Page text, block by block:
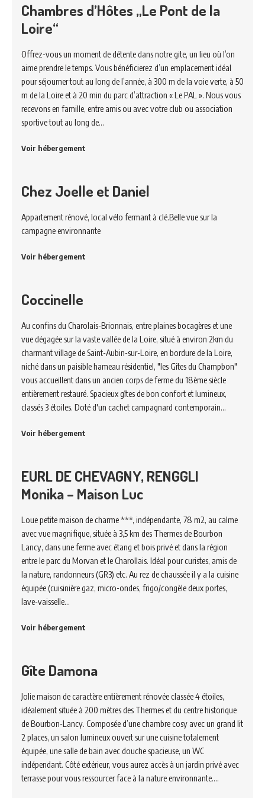
Chambres d’Hôtes „Le Pont de la
Loire“
Offrez-vous un moment de détente dans notre gite, un lieu où l’on
aime prendre le temps. Vous bénéficierez d’un emplacement idéal
pour séjourner tout au long de l’année, à 300 m de la voie verte, à 50
m de la Loire et à 20 min du parc d’attraction « Le PAL ». Nous vous
recevons en famille, entre amis ou avec votre club ou association
sportive tout au long de…
Voir hébergement
Chez Joelle et Daniel
Appartement rénové, local vélo fermant à clé.Belle vue sur la
campagne environnante
Voir hébergement
Coccinelle
Au confins du Charolais-Brionnais, entre plaines bocagères et une
vue dégagée sur la vaste vallée de la Loire, situé à environ 2km du
charmant village de Saint-Aubin-sur-Loire, en bordure de la Loire,
niché dans un paisible hameau résidentiel, "les Gîtes du Champbon"
vous accueillent dans un ancien corps de ferme du 18ème siècle
entièrement restauré. Spacieux gîtes de bon confort et lumineux,
classés 3 étoiles. Doté d'un cachet campagnard contemporain…
Voir hébergement
EURL DE CHEVAGNY, RENGGLI
Monika – Maison Luc
Loue petite maison de charme ***, indépendante, 78 m2, au calme
avec vue magnifique, située à 3,5 km des Thermes de Bourbon
Lancy, dans une ferme avec étang et bois privé et dans la région
entre le parc du Morvan et le Charollais. Idéal pour curistes, amis de
la nature, randonneurs (GR3) etc. Au rez de chaussée il y a la cuisine
équipée (cuisinière gaz, micro-ondes, frigo/congèle deux portes,
lave-vaisselle…
Voir hébergement
Gîte Damona
Jolie maison de caractère entièrement rénovée classée 4 étoiles,
idéalement située à 200 mètres des Thermes et du centre historique
de Bourbon-Lancy. Composée d’une chambre cosy avec un grand lit
2 places, un salon lumineux ouvert sur une cuisine totalement
équipée, une salle de bain avec douche spacieuse, un WC
indépendant. Côté extérieur, vous aurez accès à un jardin privé avec
terrasse pour vous ressourcer face à la nature environnante.…